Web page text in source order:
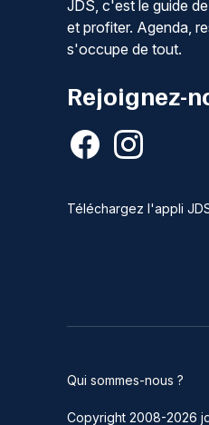
JDS, c'est le guide
et profiter. Agenda,
s'occupe de tout.
Rejoignez-
Téléchargez l'appli
Qui sommes-nous ?
Copyright 2008-2026